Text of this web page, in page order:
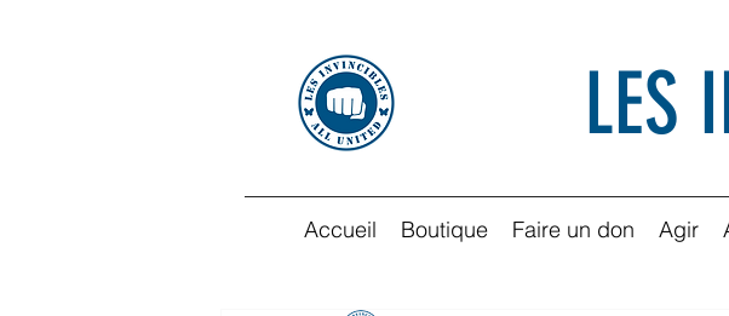
LES
Accueil Boutique Faire un don Agir